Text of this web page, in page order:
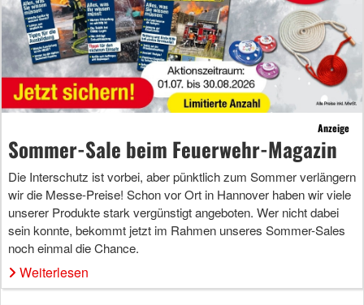
Anzeige
Sommer-Sale beim Feuerwehr-Magazin
Die Interschutz ist vorbei, aber pünktlich zum Sommer verlängern
wir die Messe-Preise! Schon vor Ort in Hannover haben wir viele
unserer Produkte stark vergünstigt angeboten. Wer nicht dabei
sein konnte, bekommt jetzt im Rahmen unseres Sommer-Sales
noch einmal die Chance.
Weiterlesen